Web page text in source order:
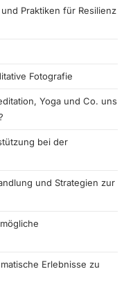
Praktiken für Resilienz
Fotografie
Yoga und Co. uns
bei der
und Strategien zur
Erlebnisse zu